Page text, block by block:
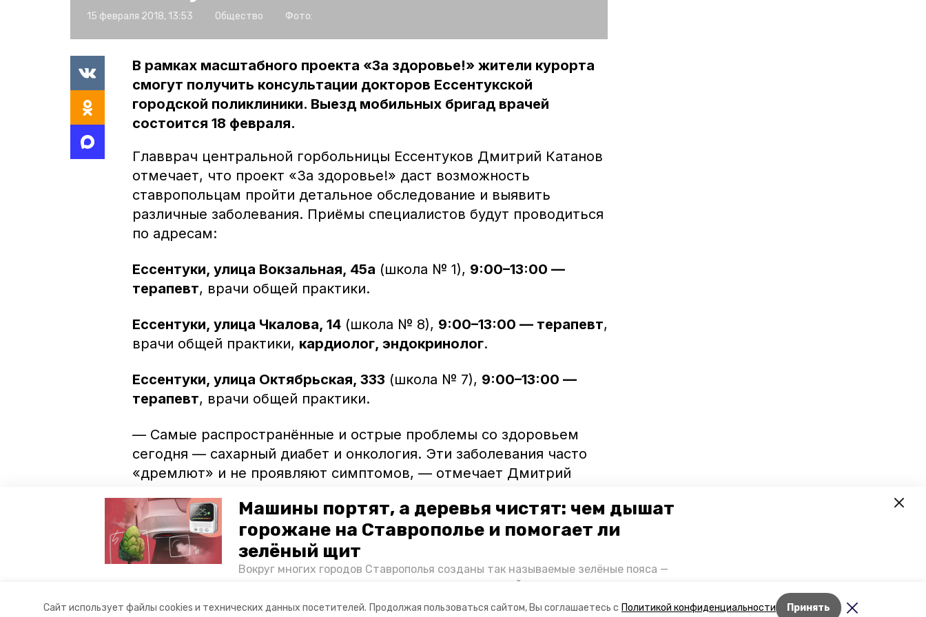
Сайт использует файлы cookies и технических данных посетителей. Продолжая пользоваться сайтом, Вы соглашаетесь с Политикой конфиденциальности Принять
Машины портят, а деревья чистят: чем дышат
горожане на Ставрополье и помогает ли
зелёный щит
Вокруг многих городов Ставрополья созданы так называемые зелёные пояса —
лесопарковые зоны, снижающие негативное воздействие выхлопных газов на
Лента новостей
15 февраля 2018, 13:53 Общество Фото:
В рамках масштабного проекта «За здоровье!» жители курорта
смогут получить консультации докторов Ессентукской
городской поликлиники. Выезд мобильных бригад врачей
состоится 18 февраля.
Главврач центральной горбольницы Ессентуков Дмитрий Катанов
отмечает, что проект «За здоровье!» даст возможность
ставропольцам пройти детальное обследование и выявить
различные заболевания. Приёмы специалистов будут проводиться
по адресам:
Ессентуки, улица Вокзальная, 45а (школа № 1), 9:00–13:00 —
терапевт, врачи общей практики.
Ессентуки, улица Чкалова, 14 (школа № 8), 9:00–13:00 — терапевт,
врачи общей практики, кардиолог, эндокринолог.
Ессентуки, улица Октябрьская, 333 (школа № 7), 9:00–13:00 —
терапевт, врачи общей практики.
— Самые распространённые и острые проблемы со здоровьем
сегодня — сахарный диабет и онкология. Эти заболевания часто
«дремлют» и не проявляют симптомов, — отмечает Дмитрий
выявить патологии на ранних стадиях, чем этот проект и важен.
Узнать о проекте«За здоровье!» более подробно можно в
специальном разделе на портале «Победа26».